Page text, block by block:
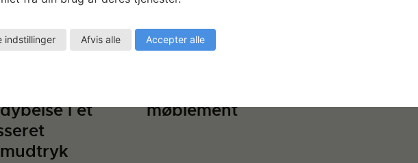
rum og
i et
Restaurering af
møblement
indstillinger Afvis alle Accepter alle